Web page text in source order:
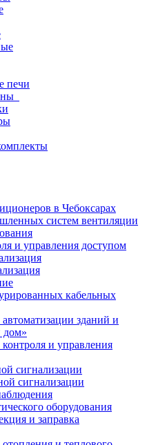
печи
в Чебоксарах
систем вентиляции
и управления доступом
кабельных
зданий и
дом»
и управления
сигнализации
сигнализации
оборудования
и заправка